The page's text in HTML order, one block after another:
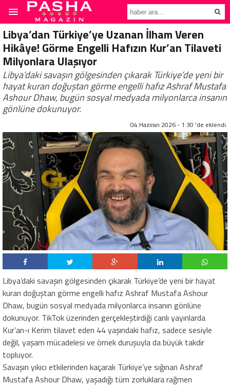
Libya’dan Türkiye’ye Uzanan İlham Veren
Hikâye! Görme Engelli Hafızın Kur’an Tilaveti
Milyonlara Ulaşıyor
Libya’daki savaşın gölgesinden çıkarak Türkiye’de yeni bir
hayat kuran doğuştan görme engelli hafız Ashraf Mustafa
Ashour Dhaw, bugün sosyal medyada milyonlarca insanın
gönlüne dokunuyor.
04 Haziran 2026 - 1:30 'de eklendi.
Libya’daki savaşın gölgesinden çıkarak Türkiye’de yeni bir hayat
kuran doğuştan görme engelli hafız Ashraf Mustafa Ashour
Dhaw, bugün sosyal medyada milyonlarca insanın gönlüne
dokunuyor. TikTok üzerinden gerçekleştirdiği canlı yayınlarda
Kur’an-ı Kerim tilavet eden 44 yaşındaki hafız, sadece sesiyle
değil, yaşam mücadelesi ve örnek duruşuyla da büyük takdir
topluyor.
Savaşın yıkıcı etkilerinden kaçarak Türkiye’ye sığınan Ashraf
Mustafa Ashour Dhaw, yaşadığı tüm zorluklara rağmen